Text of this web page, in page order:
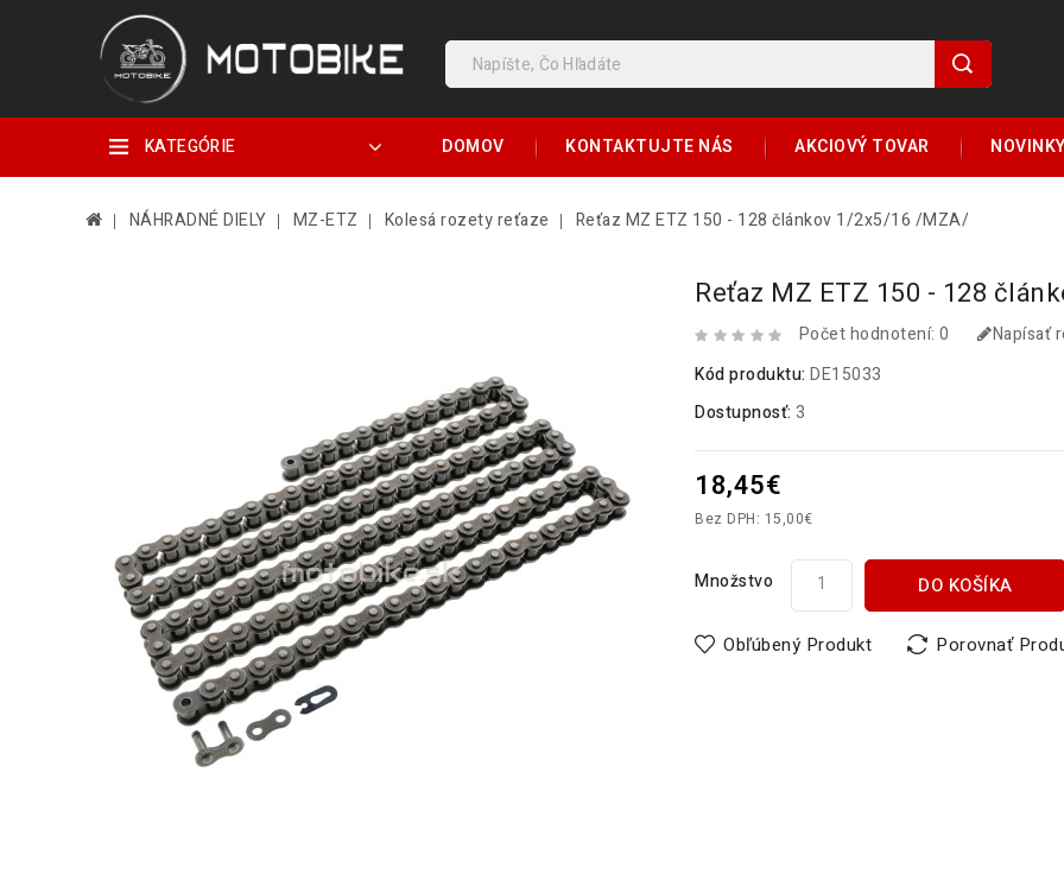
KATEGÓRIE DOMOV KONTAKTUJTE NÁS AKCIOVÝ TOVAR
NÁHRADNÉ DIELY MZ-ETZ Kolesá rozety reťaze Reťaz MZ ETZ 150 - 128 článkov 1/2x5/16 /MZA/
Reťaz MZ ETZ 150 - 128
Počet hodnotení: 0
Napísať
Kód produktu:DE15033
Dostupnosť:3
18,45€
Bez DPH: 15,00€
Množstvo DO KOŠÍKA
Obľúbený Produkt Porovnať